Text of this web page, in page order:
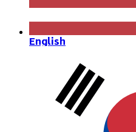
English